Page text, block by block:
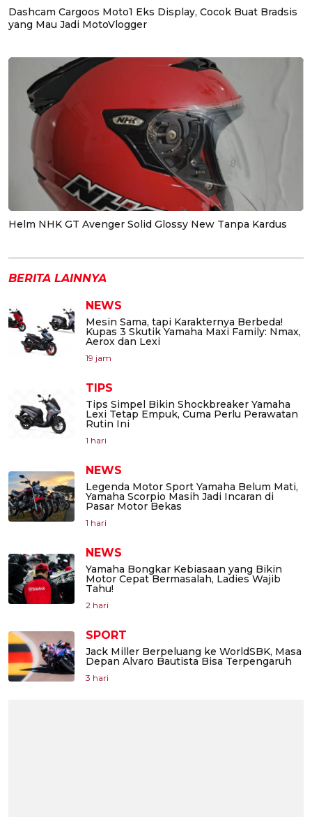
Dashcam Cargoos Moto1 Eks Display, Cocok Buat Bradsis
yang Mau Jadi MotoVlogger
Helm NHK GT Avenger Solid Glossy New Tanpa Kardus
BERITA LAINNYA
NEWS
Mesin Sama, tapi Karakternya Berbeda!
Kupas 3 Skutik Yamaha Maxi Family: Nmax,
Aerox dan Lexi
19 jam
TIPS
Tips Simpel Bikin Shockbreaker Yamaha
Lexi Tetap Empuk, Cuma Perlu Perawatan
Rutin Ini
1 hari
NEWS
Legenda Motor Sport Yamaha Belum Mati,
Yamaha Scorpio Masih Jadi Incaran di
Pasar Motor Bekas
1 hari
NEWS
Yamaha Bongkar Kebiasaan yang Bikin
Motor Cepat Bermasalah, Ladies Wajib
Tahu!
2 hari
SPORT
Jack Miller Berpeluang ke WorldSBK, Masa
Depan Alvaro Bautista Bisa Terpengaruh
3 hari